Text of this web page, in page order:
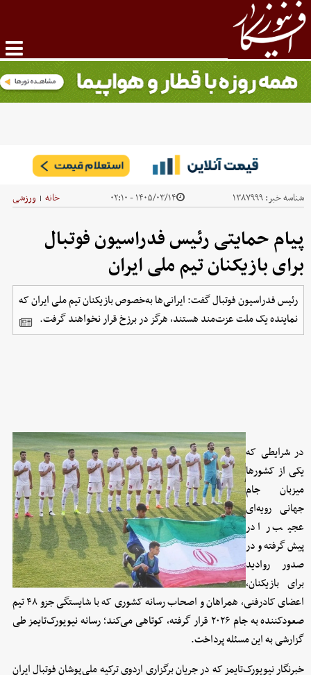
شناسه خبر:۱۳۸۷۹۹۹ ۱۴۰۵/۰۳/۱۴ - ۰۲:۱۰ خانه | ورزشی
پیام حمایتی رئیس فدراسیون فوتبال
برای بازیکنان تیم ملی ایران
رئیس فدراسیون فوتبال گفت: ایرانی‌ها به‌خصوص بازیکنان تیم ملی ایران که
نماینده یک ملت عزت‌مند هستند، هرگز در برزخ قرار نخواهند گرفت.
در شرایطی که
یکی از کشورها
میزبان جام
جهانی رویه‌ای
عجیب را در
پیش گرفته و در
صدور روادید
برای بازیکنان،
اعضای کادرفنی، همراهان و اصحاب رسانه کشوری که با شایستگی جزو ۴۸ تیم
صعودکننده به جام ۲۰۲۶ قرار گرفته، کوتاهی می‌کند؛ رسانه نیویورک‌تایمز طی
گزارشی به این مسئله پرداخت.
خبرنگار نیویورک‌تایمز که در جریان برگزاری اردوی ترکیه ملی‌پوشان فوتبال ایران